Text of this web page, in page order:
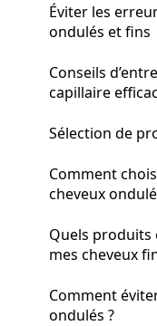
Éviter les
ondulés et fins
Conseils
capillaire
Sélection de
Comment
cheveux
Quels
mes cheveux
Comment
ondulés ?